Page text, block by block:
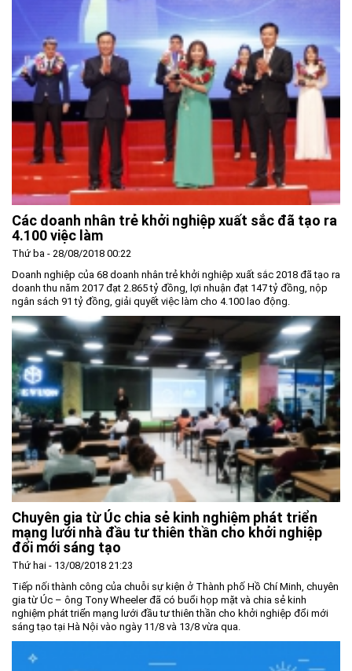
Các doanh nhân trẻ khởi nghiệp xuất sắc đã tạo ra
4.100 việc làm
Thứ ba - 28/08/2018 00:22
Doanh nghiệp của 68 doanh nhân trẻ khởi nghiệp xuất sắc 2018 đã tạo ra
doanh thu năm 2017 đạt 2.865 tỷ đồng, lợi nhuận đạt 147 tỷ đồng, nộp
ngân sách 91 tỷ đồng, giải quyết việc làm cho 4.100 lao động.
Chuyên gia từ Úc chia sẻ kinh nghiệm phát triển
mạng lưới nhà đầu tư thiên thần cho khởi nghiệp
đổi mới sáng tạo
Thứ hai - 13/08/2018 21:23
Tiếp nối thành công của chuỗi sự kiện ở Thành phố Hồ Chí Minh, chuyên
gia từ Úc – ông Tony Wheeler đã có buổi họp mặt và chia sẻ kinh
nghiệm phát triển mạng lưới đầu tư thiên thần cho khởi nghiệp đổi mới
sáng tạo tại Hà Nội vào ngày 11/8 và 13/8 vừa qua.